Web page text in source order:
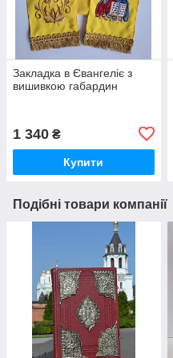
Закладка в Євангеліє з
вишивкою габардин
1 340 ₴
Купити
Подібні товари компанії